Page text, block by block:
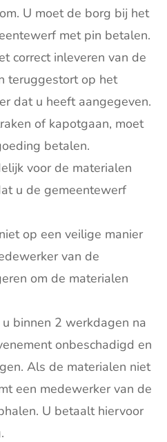
U moet de borg bij het
met pin betalen.
correct inleveren van de
teruggestort op het
dat u heeft aangegeven.
of kapotgaan, moet
betalen.
voor de materialen
u de gemeentewerf
op een veilige manier
van de
om de materialen
binnen 2 werkdagen na
onbeschadigd en
Als de materialen niet
een medewerker van de
U betaalt hiervoor